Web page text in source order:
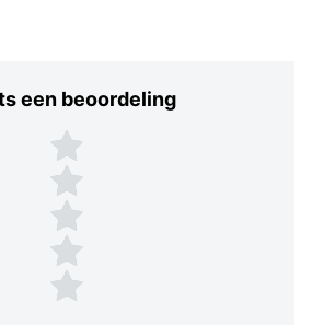
een beoordeling
Plaats een beoordeling
5 sterren
4 sterren
3 sterren
2 sterren
1 ster